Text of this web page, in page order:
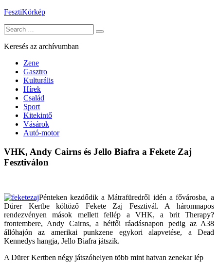
Skip
content
FesztiKörkép
Search
for:
Keresés az archívumban
Zene
Gasztro
Kulturális
Hírek
Család
Sport
Kitekintő
Vásárok
Autó-motor
VHK, Andy Cairns és Jello Biafra a Fekete Zaj
Fesztiválon
Pénteken kezdődik a Mátrafüredről idén a fővárosba, a
Dürer Kertbe költöző Fekete Zaj Fesztivál. A háromnapos
rendezvényen mások mellett fellép a VHK, a brit Therapy?
frontembere, Andy Cairns, a hétfői ráadásnapon pedig az A38
állóhajón az amerikai punkzene egykori alapvetése, a Dead
Kennedys hangja, Jello Biafra játszik.
A Dürer Kertben négy játszóhelyen több mint hatvan zenekar lép